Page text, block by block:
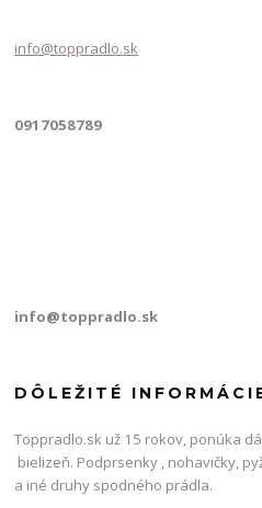
info@toppradlo.sk
0917058789
info@toppradlo.sk
DÔLEŽITÉ
Toppradlo.sk už 15 rokov, ponúka
bielizeň. Podprsenky , nohavičky,
a iné druhy spodného prádla.